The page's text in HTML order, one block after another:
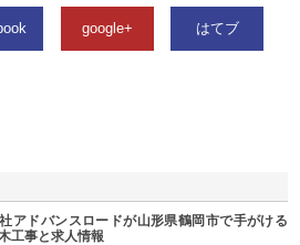
google+ はてブ
アドバンスロードが山形県鶴岡市で手がける
工事と求人情報